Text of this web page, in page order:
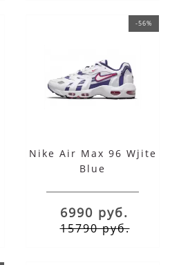
-56%
Nike Air Max 96 Wjite
Blue
6990 руб.
15790 руб.